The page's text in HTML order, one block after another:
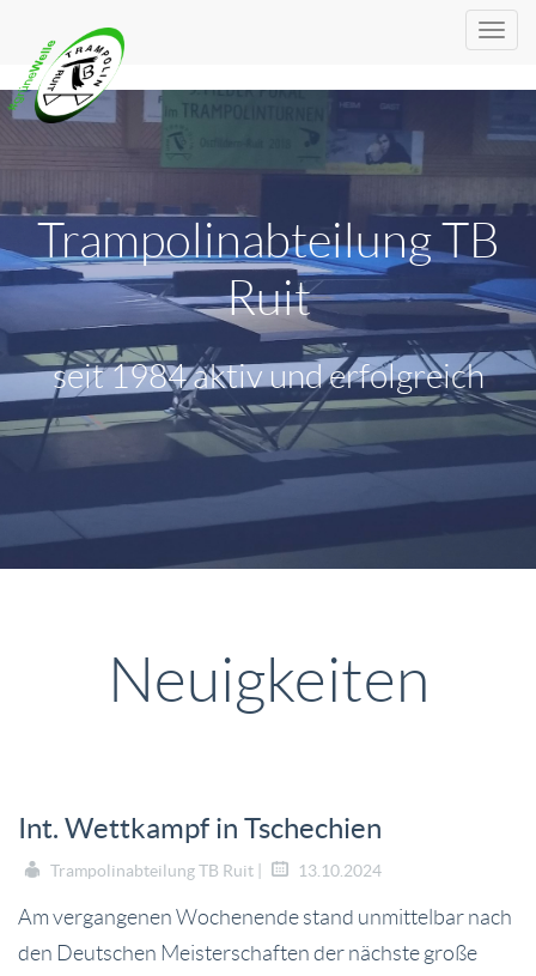
Trampolinabteilung TB
Ruit
seit 1984 aktiv und erfolgreich
Neuigkeiten
Int. Wettkampf in Tschechien
Trampolinabteilung TB Ruit | 13.10.2024
Am vergangenen Wochenende stand unmittelbar nach
den Deutschen Meisterschaften der nächste große